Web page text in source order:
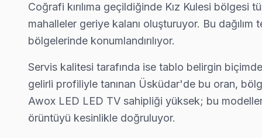
Ünalan Awox Servis
Ünalan sakinleri için Awox TV tamir hizmetimiz: teşhis
Ünalan Awox Açılmıyor Arıza →
Valide-i Atik Awox Servis
Valide-i Atik mahallesi Awox TV teknisyeniniz ortalama 90
Valide-i Atik Awox Açılmıyor Arıza →
Coğrafi kırılıma geçildiğinde Kız Kulesi
mahalleler geriye kalanı oluşturuyor. Bu
bölgelerinde konumlandırılıyor.
Servis kalitesi tarafında ise tablo belirgin
gelirli profiliyle tanınan Üsküdar'de bu oran,
Awox LED LED TV sahipliği yüksek; bu
örüntüyü kesinlikle doğruluyor.